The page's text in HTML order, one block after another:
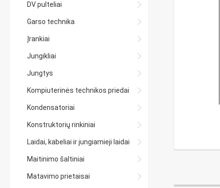
DV pulteliai
Garso technika
Įrankiai
Jungikliai
Jungtys
Kompiuterinės technikos priedai
Kondensatoriai
Konstruktorių rinkiniai
Laidai, kabeliai ir jungiamieji laidai
Maitinimo šaltiniai
Matavimo prietaisai